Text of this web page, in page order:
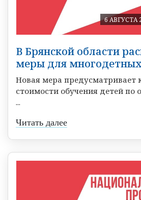
6 АВГУСТА
В Брянской области
меры для
Новая мера предусматривает
стоимости обучения детей по
...
Читать далее